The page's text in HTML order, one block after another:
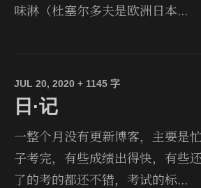
味淋（杜塞尔多夫是欧洲日本...
JUL 20, 2020 + 1145 字
日·记
一整个月没有更新博客，主要是
子考完，有些成绩出得快，有些
了的考的都还不错，考试的标...